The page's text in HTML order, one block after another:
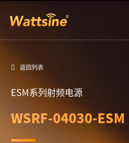
返回列表
ESM系列射频电源
WSRF-04030-ESM